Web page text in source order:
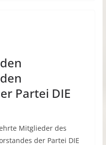
Partei DIE
Mitglieder des
der Partei DIE